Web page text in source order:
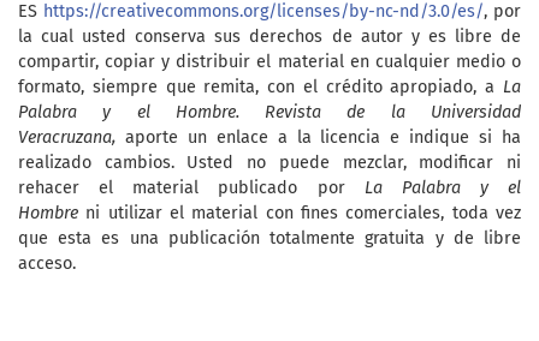
ES https://creativecommons.org/licenses/by-nc-nd/3.0/es/, por
la cual usted conserva sus derechos de autor y es libre de
compartir, copiar y distribuir el material en cualquier medio o
formato, siempre que remita, con el crédito apropiado, a La
Palabra y el Hombre. Revista de la Universidad
Veracruzana, aporte un enlace a la licencia e indique si ha
realizado cambios. Usted no puede mezclar, modificar ni
rehacer el material publicado por La Palabra y el
Hombre ni utilizar el material con fines comerciales, toda vez
que esta es una publicación totalmente gratuita y de libre
acceso.